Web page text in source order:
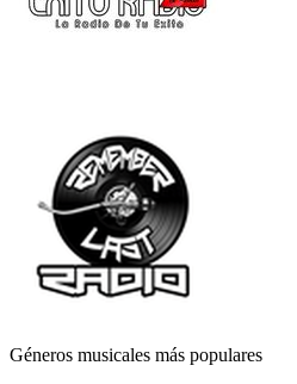
Géneros musicales más populares